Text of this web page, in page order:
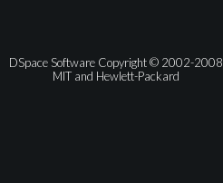
DSpace Software Copyright © 2002-2008
MIT and Hewlett-Packard